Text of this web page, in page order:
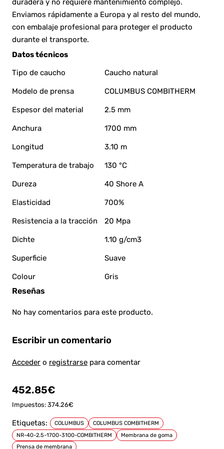
452.85€
Impuestos: 374.26€
duradera y no requiere mantenimiento complejo.
Enviamos rápidamente a Europa y al resto del mundo,
con embalaje profesional para proteger el producto
durante el transporte.
Datos técnicos
Tipo de caucho
Caucho natural
Modelo de prensa COLUMBUS COMBITHERM
Espesor del material 2.5 mm
Anchura 1700 mm
Longitud 3.10 m
Temperatura de trabajo 130 °C
Dureza 40 Shore A
Elasticidad 700%
Resistencia a la tracción 20 Mpa
Dichte 1.10 g/cm3
Superficie Suave
Сolour Gris
Reseñas
No hay comentarios para este producto.
Escribir un comentario
Acceder o registrarse para comentar
Etiquetas: COLUMBUS
COLUMBUS COMBITHERM
NR-40-2.5-1700-3100-COMBITHERM
Membrana de goma
Prensa de membrana